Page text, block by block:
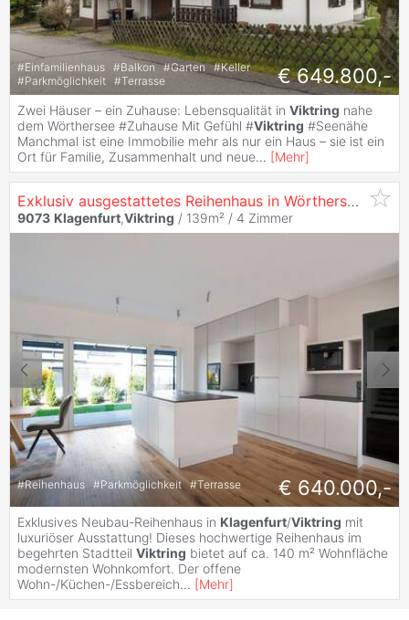
#Einfamilienhaus #Balkon #Garten #Keller
#Parkmöglichkeit #Terrasse € 649.800,-
Zwei Häuser – ein Zuhause: Lebensqualität in Viktring nahe
dem Wörthersee #Zuhause Mit Gefühl #Viktring #Seenähe
Manchmal ist eine Immobilie mehr als nur ein Haus – sie ist ein
Ort für Familie, Zusammenhalt und neue... [Mehr]
Exklusiv ausgestattetes Reihenhaus in Wörthersee-Nähe in
9073 Klagenfurt,Viktring / 139m² / 4 Zimmer
#Reihenhaus #Parkmöglichkeit #Terrasse € 640.000,-
Exklusives Neubau-Reihenhaus in Klagenfurt/Viktring mit
luxuriöser Ausstattung! Dieses hochwertige Reihenhaus im
begehrten Stadtteil Viktring bietet auf ca. 140 m² Wohnfläche
modernsten Wohnkomfort. Der offene
Wohn-/Küchen-/Essbereich... [Mehr]